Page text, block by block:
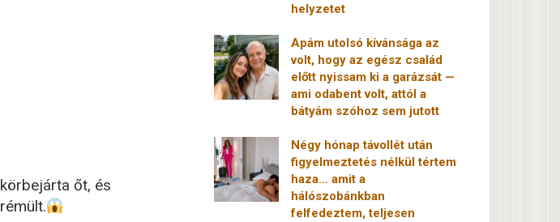
őt, és
helyzetet
Apám utolsó kívánsága az
volt, hogy az egész család
előtt nyissam ki a garázsát —
ami odabent volt, attól a
bátyám szóhoz sem jutott
Négy hónap távollét után
figyelmeztetés nélkül tértem
haza… amit a
hálószobánkban
felfedeztem, teljesen